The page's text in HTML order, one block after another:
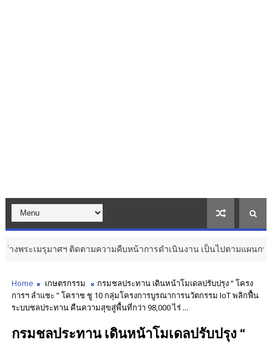
ติดตามความคืบหน้าการดำเนินงาน เป็นไปตามแผนการดำเนินงานและส
Home เกษตรกรรม
กรมชลประทาน เดินหน้าโมเดลปรับปรุง “ โครง
การฯ ลำแชะ ” โคราช ชู 10 กลุ่มโครงการบูรณาการนวัตกรรม IoT พลิกฟื้น
ระบบชลประทาน คืนความสุขสู่พื้นที่กว่า 98,000 ไร่ ...
กรมชลประทาน เดินหน้าโมเดลปรับปรุง “